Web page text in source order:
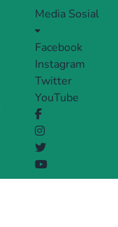
Media Sosial
Facebook
Instagram
Twitter
YouTube